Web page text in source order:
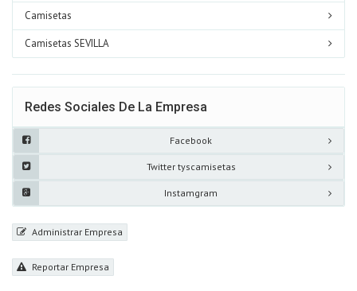
Camisetas
Camisetas SEVILLA
Redes Sociales De La Empresa
Facebook
Twitter tyscamisetas
Instamgram
Administrar Empresa
Reportar Empresa